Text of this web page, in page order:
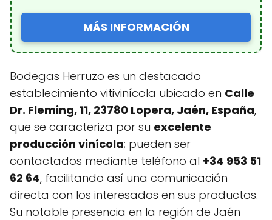
MÁS INFORMACIÓN
Bodegas Herruzo es un destacado
establecimiento vitivinícola ubicado en Calle
Dr. Fleming, 11, 23780 Lopera, Jaén, España,
que se caracteriza por su excelente
producción vinícola; pueden ser
contactados mediante teléfono al +34 953 51
62 64, facilitando así una comunicación
directa con los interesados en sus productos.
Su notable presencia en la región de Jaén